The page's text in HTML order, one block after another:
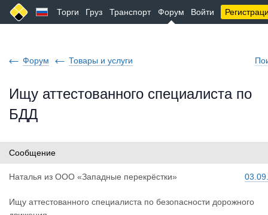
Торги Груз Транспорт Форум Войти
Форум Товары и услуги
Ищу аттестованного специалиста по
БДД
Сообщение
Наталья из ООО «Западные перекрёстки»
Ищу аттестованного специалиста по безопасности дорожного